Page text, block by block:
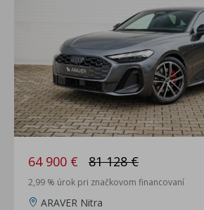
64 900 € 81 128 €
2,99 % úrok pri značkovom financovaní
ARAVER Nitra